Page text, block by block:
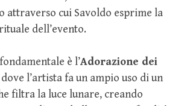
attraverso cui Savoldo esprime la
dell’evento.
è l’Adorazione dei
dove l’artista fa un ampio uso di un
filtra la luce lunare, creando